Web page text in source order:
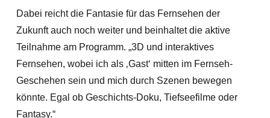
Dabei reicht die Fantasie für das Fernsehen der
Zukunft auch noch weiter und beinhaltet die aktive
Teilnahme am Programm. „3D und interaktives
Fernsehen, wobei ich als ‚Gast‘ mitten im Fernseh-
Geschehen sein und mich durch Szenen bewegen
könnte. Egal ob Geschichts-Doku, Tiefseefilme oder
Fantasy.“